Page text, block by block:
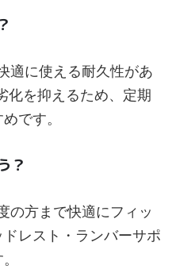
適に使える耐久性があ
化を抑えるため、定期
です。
？
の方まで快適にフィッ
レスト・ランバーサポ